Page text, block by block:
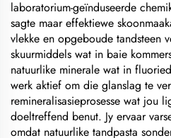
laboratorium-geïnduseerde
sagte maar effektiewe
vlekke en opgeboude tandsteen
skuurmiddels wat in baie
natuurlike minerale wat in
werk aktief om die glanslag te
remineralisasieprosesse wat jou
doeltreffend benut. Jy ervaar
omdat natuurlike tandpasta